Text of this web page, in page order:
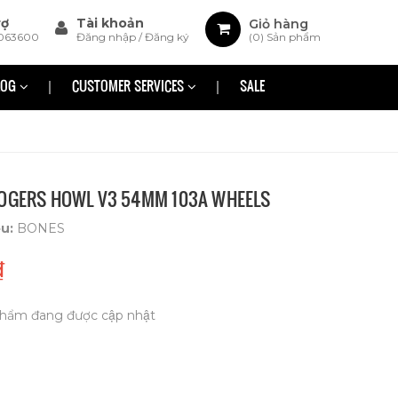
Giỏ hàng
(0) Sản phẩm
Tài khoản
Đăng nhập /Đăng ký
CUSTOMER SERVICES SALE
HOWL V3 54MM 103A WHEELS
BONES
đang được cập nhật